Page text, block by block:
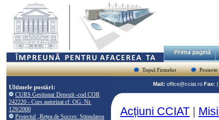
Prima pagină
Topul Firmelor Proiecte
Ultimele postări:
CURS Gestionar Depozit -cod COR
242220 - Curs autorizat cf. OG. Nr.
129/2000
Proiectul „Rețea de Succes: Stimularea
Mail: office@cciat.ro Fax:
Acțiuni CCIAT |